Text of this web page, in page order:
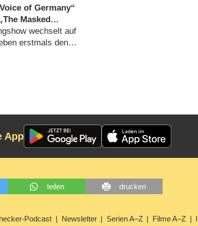
of Germany“
Masked
am
wechselt auf
erstmals den
App
teilen drucken
Podcast Newsletter Serien A–Z Filme A–Z